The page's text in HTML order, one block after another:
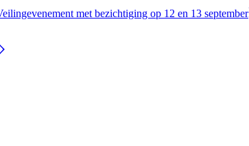
met bezichtiging op 12 en 13 september